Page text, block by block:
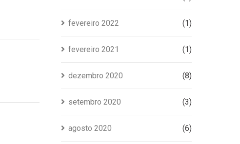
fevereiro 2022 (1)
fevereiro 2021 (1)
dezembro 2020 (8)
setembro 2020 (3)
agosto 2020 (6)